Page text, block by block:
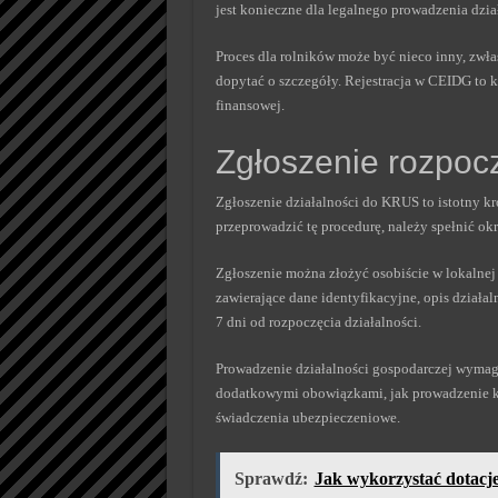
jest konieczne dla legalnego prowadzenia
Proces dla rolników może być nieco inny,
dopytać o szczegóły. Rejestracja w CEIDG
finansowej.
Zgłoszenie
Zgłoszenie działalności do KRUS to istotny
przeprowadzić tę procedurę, należy spełnić
Zgłoszenie można złożyć osobiście w
zawierające dane identyfikacyjne, opis
7 dni od rozpoczęcia działalności.
Prowadzenie działalności gospodarczej
dodatkowymi obowiązkami, jak prowadzenie
świadczenia ubezpieczeniowe.
Sprawdź: Jak wykorzystać